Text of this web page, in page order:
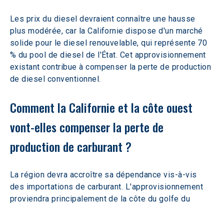
Les prix du diesel devraient connaître une hausse
plus modérée, car la Californie dispose d'un marché
solide pour le diesel renouvelable, qui représente 70
% du pool de diesel de l'État. Cet approvisionnement
existant contribue à compenser la perte de production
de diesel conventionnel.
Comment la Californie et la côte ouest
vont-elles compenser la perte de
production de carburant ?
La région devra accroître sa dépendance vis-à-vis
des importations de carburant. L'approvisionnement
proviendra principalement de la côte du golfe du